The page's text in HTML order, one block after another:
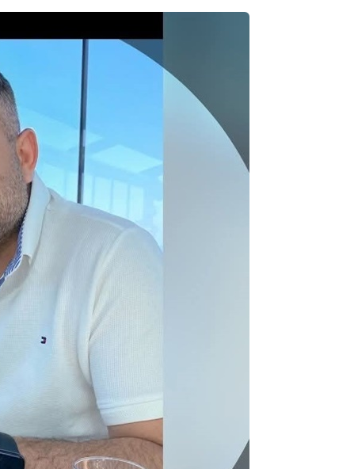
SEÇMEN NE DEDİ?
Kemiklerinizi Sessizce Çürüten 6
Alışkanlık
Temiz enerji ve gelecek
mücadelesi
Uğuralp CİVELEK